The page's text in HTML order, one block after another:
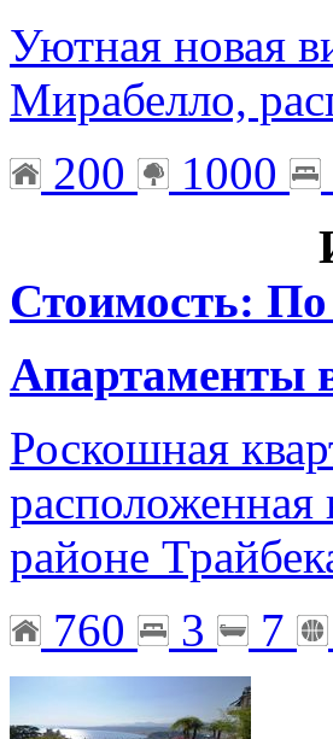
Уютная новая
Мирабелло,
200
1000
Стоимость: По
Апартаменты
Роскошная
районе
760
3 7